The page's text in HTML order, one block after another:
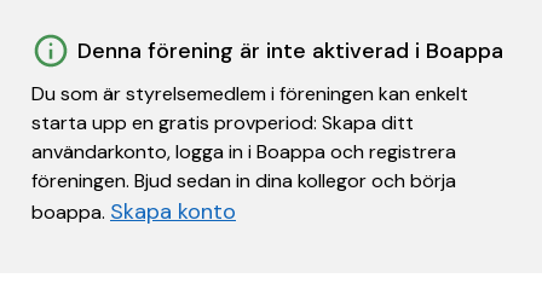
Denna förening är inte aktiverad i Boappa
Du som är styrelsemedlem i föreningen kan enkelt
starta upp en gratis provperiod: Skapa ditt
användarkonto, logga in i Boappa och registrera
föreningen. Bjud sedan in dina kollegor och börja
boappa. Skapa konto